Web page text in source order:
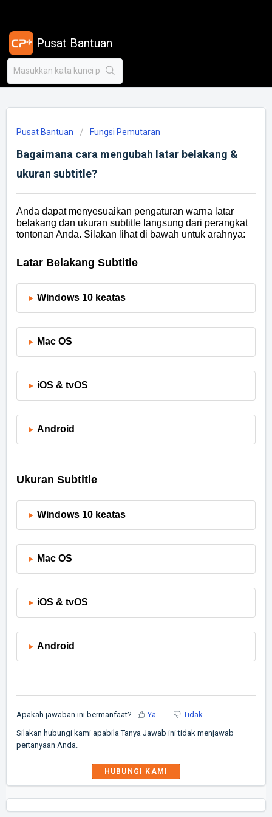
Pusat Bantuan
Pusat Bantuan Fungsi Pemutaran
Bagaimana cara mengubah latar belakang &
ukuran subtitle?
Anda dapat menyesuaikan pengaturan warna latar
belakang dan ukuran subtitle langsung dari perangkat
tontonan Anda. Silakan lihat di bawah untuk arahnya:
Latar Belakang Subtitle
Windows 10 keatas
Mac OS
iOS & tvOS
Android
Ukuran Subtitle
Windows 10 keatas
Mac OS
iOS & tvOS
Android
Apakah jawaban ini bermanfaat? Ya Tidak
Silakan hubungi kami apabila Tanya Jawab ini tidak menjawab
pertanyaan Anda.